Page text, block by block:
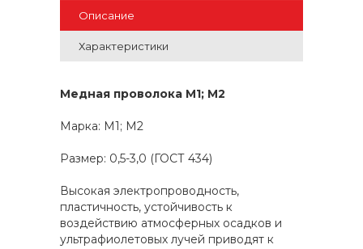
Описание
Характеристики
Медная проволока М1; М2
Марка: М1; М2
Размер: 0,5-3,0 (ГОСТ 434)
Высокая электропроводность,
пластичность, устойчивость к
воздействию атмосферных осадков и
ультрафиолетовых лучей приводят к